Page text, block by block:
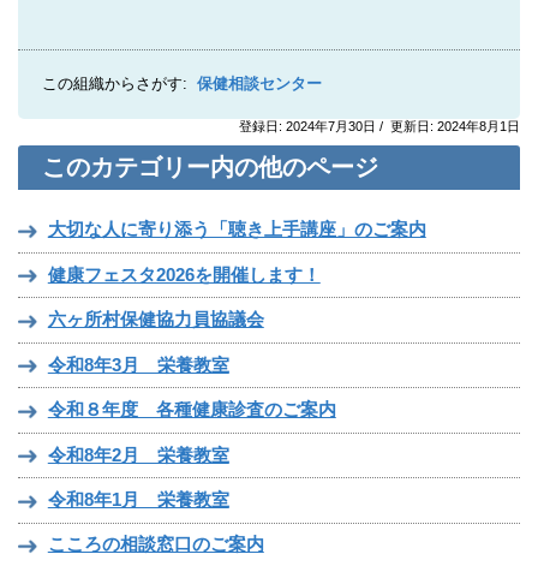
この組織からさがす: 保健相談センター
登録日: 2024年7月30日 / 更新日: 2024年8月1日
このカテゴリー内の他のページ
大切な人に寄り添う「聴き上手講座」のご案内
健康フェスタ2026を開催します！
六ヶ所村保健協力員協議会
令和8年3月 栄養教室
令和８年度 各種健康診査のご案内
令和8年2月 栄養教室
令和8年1月 栄養教室
こころの相談窓口のご案内